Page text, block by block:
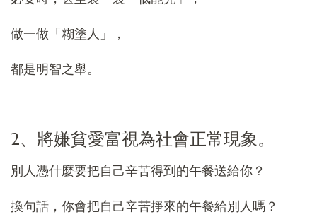
做一做「糊塗人」，
都是明智之舉。
2、將嫌貧愛富視為社會正常現象。
別人憑什麼要把自己辛苦得到的午餐送給你？
換句話，你會把自己辛苦掙來的午餐給別人嗎？